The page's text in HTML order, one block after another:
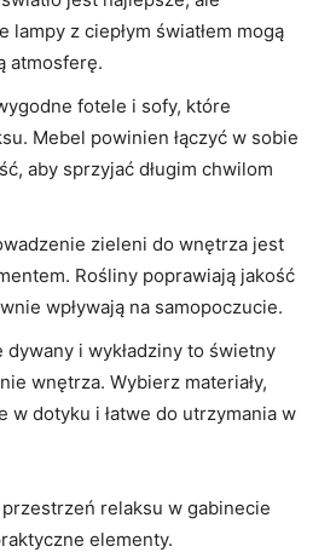
lampy z ciepłym światłem mogą
atmosferę.
fotele i sofy, które
Mebel powinien łączyć w sobie
aby sprzyjać długim chwilom
zieleni do wnętrza jest
Rośliny poprawiają jakość
wpływają na samopoczucie.
dywany i wykładziny to świetny
wnętrza. Wybierz materiały,
w dotyku i łatwe do utrzymania w
relaksu w gabinecie
elementy.